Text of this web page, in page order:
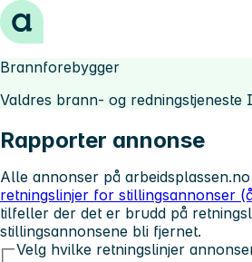
Hopp til innhold
Brannforebygger
Valdres brann- og redningstjeneste
Rapporter annonse
Alle annonser på
retningslinjer for stillingsannonser
tilfeller der det er brudd på
stillingsannonsene bli fjernet.
Velg hvilke retningslinjer